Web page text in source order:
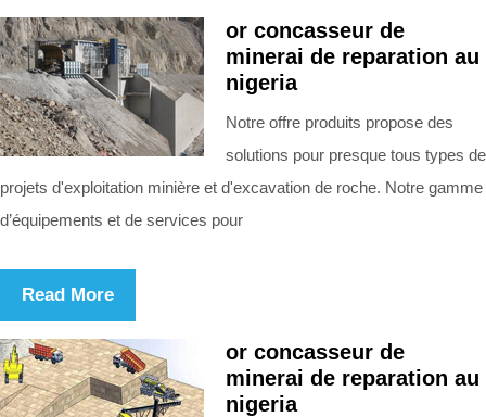
or concasseur de
minerai de reparation au
nigeria
Notre offre produits propose des
solutions pour presque tous types de
projets d'exploitation minière et d'excavation de roche. Notre gamme
d’équipements et de services pour
Read More
or concasseur de
minerai de reparation au
nigeria